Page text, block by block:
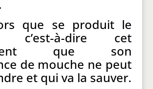
que se produit le
c’est-à-dire cet
que son
de mouche ne peut
et qui va la sauver.